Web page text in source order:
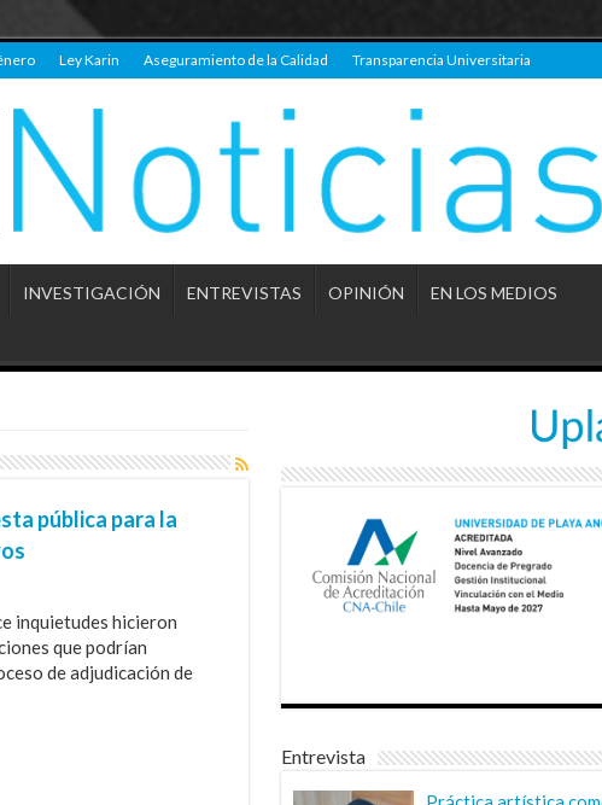
Ley Karin Aseguramiento de la Calidad Transparencia Universitaria
INVESTIGACIÓN ENTREVISTAS OPINIÓN EN LOS MEDIOS
pública para la
inquietudes hicieron
que podrían
de adjudicación de
Entrevista